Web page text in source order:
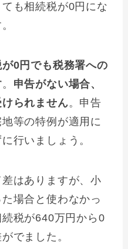
も相続税が0円にな
0円でも税務署への
。 申告がない場合、
られません。申告
等の特例が適用に
行いましょう。
はありますが、小
場合と使わなかっ
税が640万円から0
でました。